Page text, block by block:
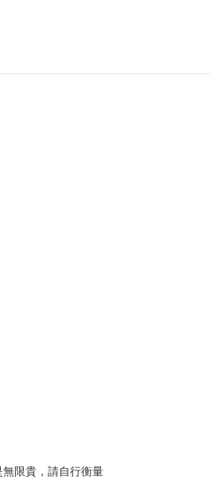
限貴，請自行衡量